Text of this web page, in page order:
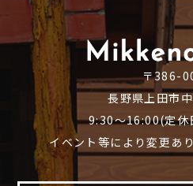
〒386-
長野県上田市
9:30～16:00(定休
イベント等により変更あ